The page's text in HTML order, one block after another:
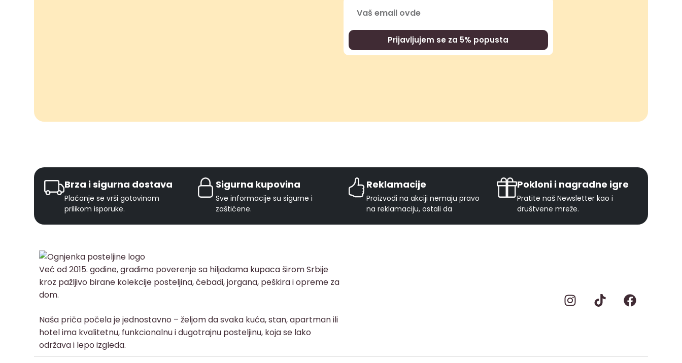
Prijavljujem se za 5% popusta
Brza i sigurna dostava
Plaćanje se vrši gotovinom
prilikom isporuke.
Sigurna kupovina
Sve informacije su sigurne i
zaštićene.
Reklamacije
Proizvodi na akciji nemaju pravo
na reklamaciju, ostali da
Pokloni i nagradne igre
Pratite naš Newsletter kao i
društvene mreže.
Već od 2015. godine, gradimo poverenje sa hiljadama kupaca širom Srbije
kroz pažljivo birane kolekcije posteljina, ćebadi, jorgana, peškira i opreme za
dom.
Naša priča počela je jednostavno – željom da svaka kuća, stan, apartman ili
hotel ima kvalitetnu, funkcionalnu i dugotrajnu posteljinu, koja se lako
održava i lepo izgleda.